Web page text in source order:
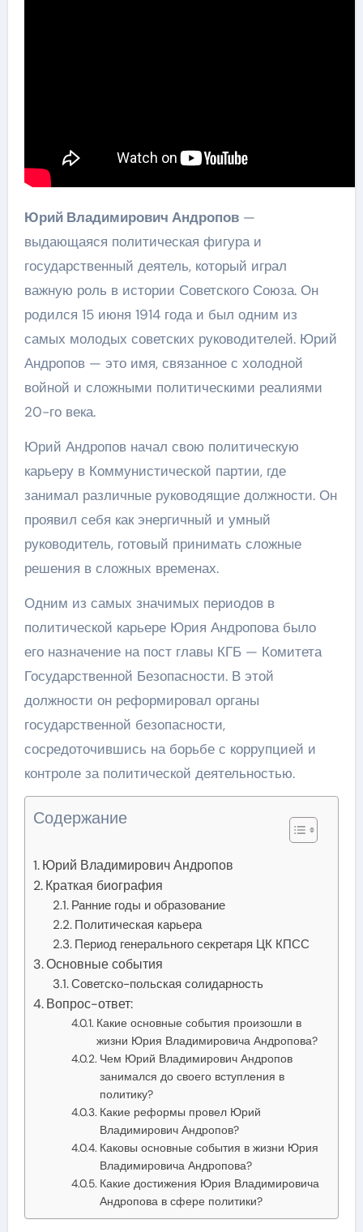
Юрий Владимирович Андропов—
выдающаяся политическая фигура и
государственный деятель, который играл
важную роль в истории Советского Союза. Он
родился 15 июня 1914 года и был одним из
самых молодых советских руководителей. Юрий
Андропов — это имя, связанное с холодной
войной и сложными политическими реалиями
20-го века.
Юрий Андропов начал свою политическую
карьеру в Коммунистической партии, где
занимал различные руководящие должности. Он
проявил себя как энергичный и умный
руководитель, готовый принимать сложные
решения в сложных временах.
Одним из самых значимых периодов в
политической карьере Юрия Андропова было
его назначение на пост главы КГБ — Комитета
Государственной Безопасности. В этой
должности он реформировал органы
государственной безопасности,
сосредоточившись на борьбе с коррупцией и
контроле за политической деятельностью.
Содержание
Юрий Владимирович Андропов
Краткая биография
Ранние годы и образование
Политическая карьера
Период генерального секретаря ЦК КПСС
Основные события
Советско-польская солидарность
Вопрос-ответ:
Какие основные события произошли в
жизни Юрия Владимировича Андропова?
Чем Юрий Владимирович Андропов
занимался до своего вступления в
политику?
Какие реформы провел Юрий
Владимирович Андропов?
Каковы основные события в жизни Юрия
Владимировича Андропова?
Какие достижения Юрия Владимировича
Андропова в сфере политики?